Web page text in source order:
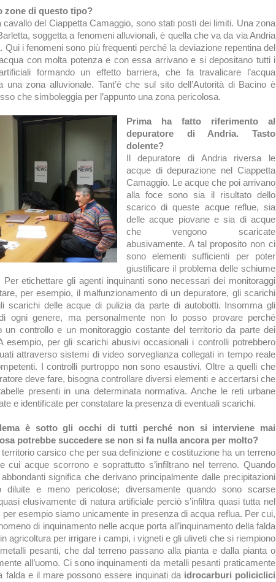
zone di questo tipo?
cavallo del Ciappetta Camaggio, sono stati posti dei limiti. Una zona
soggetta a fenomeni alluvionali, è quella che va da via Andria
Qui i fenomeni sono più frequenti perché la deviazione repentina del
con molta potenza e con essa arrivano e si depositano tutti i
formando un effetto barriera, che fa travalicare l’acqua
una zona alluvionale. Tant’è che sul sito dell’Autorità di Bacino è
che simboleggia per l’appunto una zona pericolosa.
Prima ha fatto riferimento al
depuratore di Andria. Tasto
dolente?
Il depuratore di Andria riversa le
acque di depurazione nel Ciappetta
Camaggio. Le acque che poi arrivano
alla foce sono sia il risultato dello
scarico di queste acque reflue, sia
delle acque piovane e sia di acque
che vengono scaricate
abusivamente. A tal proposito non ci
sono elementi sufficienti per poter
giustificare il problema delle schiume
Per etichettare gli agenti inquinanti sono necessari dei monitoraggi
per esempio, il malfunzionamento di un depuratore, gli scarichi
scarichi delle acque di pulizia da parte di autobotti. Insomma gli
ogni genere, ma personalmente non lo posso provare perché
un controllo e un monitoraggio costante del territorio da parte dei
esempio, per gli scarichi abusivi occasionali i controlli potrebbero
attraverso sistemi di video sorveglianza collegati in tempo reale
I controlli purtroppo non sono esaustivi. Oltre a quelli che
deve fare, bisogna controllare diversi elementi e accertarsi che
presenti in una determinata normativa. Anche le reti urbane
e identificate per constatare la presenza di eventuali scarichi.
è sotto gli occhi di tutti perché non si interviene mai
potrebbe succedere se non si fa nulla ancora per molto?
territorio carsico che per sua definizione e costituzione ha un terreno
cui acque scorrono e soprattutto s’infiltrano nel terreno. Quando
significa che derivano principalmente dalle precipitazioni
diluite e meno pericolose; diversamente quando sono scarse
elusivamente di natura artificiale perciò s’infiltra quasi tutta nel
per esempio siamo unicamente in presenza di acqua reflua. Per cui,
di inquinamento nelle acque porta all’inquinamento della falda
agricoltura per irrigare i campi, i vigneti e gli uliveti che si riempiono
pesanti, che dal terreno passano alla pianta e dalla pianta o
all’uomo. Ci sono inquinamenti da metalli pesanti praticamente
falda e il mare possono essere inquinati da idrocarburi policiclici